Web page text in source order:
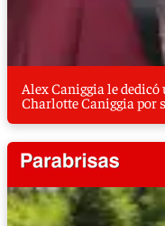
Alex Caniggia le
Charlotte Caniggia por